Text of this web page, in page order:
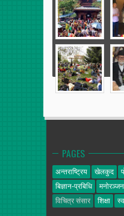
PAGES
अन्तराष्ट्रिय खेलकुद
बिज्ञान-प्रबिधि
मनोरञ्जन
विचित्र संसार
शिक्षा